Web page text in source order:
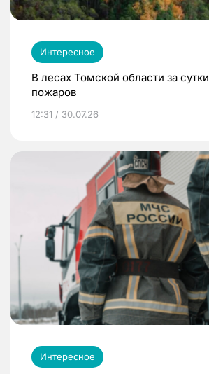
Интересное
В лесах Томской области за
пожаров
12:31 / 30.07.26
Интересное